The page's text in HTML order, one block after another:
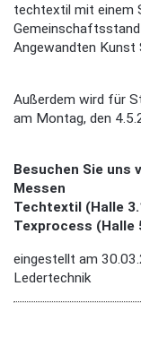
techtextil mit einem
Angewandten Kunst
Außerdem wird für
am Montag, den
Besuchen Sie uns
Messen
Techtextil (Halle
Texprocess (Halle
eingestellt am
Ledertechnik